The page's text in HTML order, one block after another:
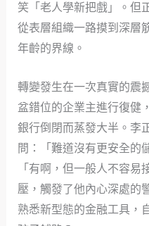
笑「老人學新把戲」。但
從表層組織一路摸到深
年齡的界線。
轉變發生在一次真實的震
盆錯位的企業主進行復健
銀行倒閉而蒸發大半。李
問：「難道沒有更安全的
「有啊，但一般人不容
壓，觸發了他內心深處的
熟悉新型態的金融工具，